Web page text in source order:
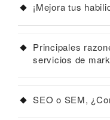
¡Mejora tus
Principales
servicios de
SEO o SEM,